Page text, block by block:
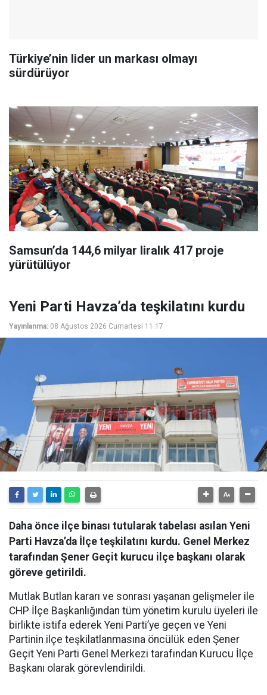
Türkiye’nin lider un markası olmayı
sürdürüyor
Samsun’da 144,6 milyar liralık 417 proje
yürütülüyor
Yeni Parti Havza’da teşkilatını kurdu
Yayınlanma: 08 Ağustos 2026 Cumartesi 11:17
Daha önce ilçe binası tutularak tabelası asılan Yeni
Parti Havza’da İlçe teşkilatını kurdu. Genel Merkez
tarafından Şener Geçit kurucu ilçe başkanı olarak
göreve getirildi.
Mutlak Butlan kararı ve sonrası yaşanan gelişmeler ile
CHP İlçe Başkanlığından tüm yönetim kurulu üyeleri ile
birlikte istifa ederek Yeni Parti’ye geçen ve Yeni
Partinin ilçe teşkilatlanmasına öncülük eden Şener
Geçit Yeni Parti Genel Merkezi tarafından Kurucu İlçe
Başkanı olarak görevlendirildi.